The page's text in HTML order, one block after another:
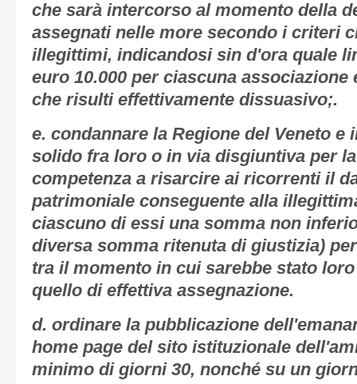
che sarà intercorso al momento della
assegnati nelle more secondo i criteri
illegittimi, indicandosi sin d'ora quale
euro 10.000 per ciascuna
che risulti effettivamente dissuasivo;.
e. condannare la Regione del Veneto e
solido fra loro o in via disgiuntiva per
competenza a risarcire ai ricorrenti il
patrimoniale conseguente alla
ciascuno di essi una somma non
diversa somma ritenuta di giustizia)
tra il momento in cui sarebbe stato
quello di effettiva assegnazione.
d. ordinare la pubblicazione
home page del sito istituzionale
minimo di giorni 30, nonché su un